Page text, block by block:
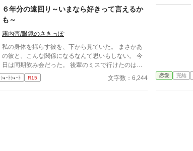
６年分の遠回り～いまなら好きって言えるか
も～
霧内杳/眼鏡のさきっぽ
私の身体を揺らす彼を、下から見ていた。 まさかあ
の彼と、こんな関係になるなんて思いもしない。 今
日は同期飲み会だった。 後輩のミスで行けたのは本
当に最後。 飲み足りないという私に彼は付き合って
くれた。 彼とは入社当時、部署は違ったが同じ仕事
ｼｮｰﾄｼｮｰﾄ R15 文字数：6,244 恋愛 完結